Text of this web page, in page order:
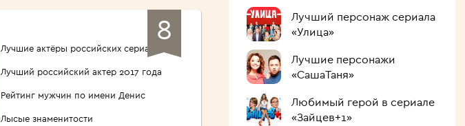
8
Лучшие актёры российских сериалов
Лучший российский актер 2017 года
Рейтинг мужчин по имени Денис
Лысые знаменитости
Лучший персонаж сериала
«Улица»
Лучшие персонажи
«СашаТаня»
Любимый герой в сериале
«Зайцев+1»